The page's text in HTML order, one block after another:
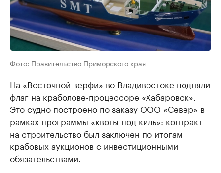
Фото: Правительство Приморского края
На «Восточной верфи» во Владивостоке подняли
флаг на краболове-процессоре «Хабаровск».
Это судно построено по заказу ООО «Север» в
рамках программы «квоты под киль»: контракт
на строительство был заключен по итогам
крабовых аукционов с инвестиционными
обязательствами.